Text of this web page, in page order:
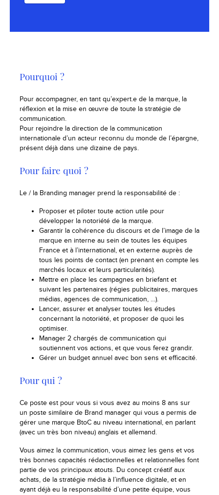
Pourquoi ?
Pour accompagner, en tant qu’expert.e de la marque, la
réflexion et la mise en œuvre de toute la stratégie de
communication.
Pour rejoindre la direction de la communication
internationale d’un acteur reconnu du monde de l’épargne,
présent déjà dans une dizaine de pays.
Pour faire quoi ?
Le / la Branding manager prend la responsabilité de :
Proposer et piloter toute action utile pour
développer la notoriété de la marque.
Garantir la cohérence du discours et de l’image de la
marque en interne au sein de toutes les équipes
France et à l’international, et en externe auprès de
tous les points de contact (en prenant en compte les
marchés locaux et leurs particularités).
Mettre en place les campagnes en briefant et
suivant les partenaires (régies publicitaires, marques
médias, agences de communication, …).
Lancer, assurer et analyser toutes les études
concernant la notoriété, et proposer de quoi les
optimiser.
Manager 2 chargés de communication qui
soutiennent vos actions, et que vous ferez grandir.
Gérer un budget annuel avec bon sens et efficacité.
Pour qui ?
Ce poste est pour vous si vous avez au moins 8 ans sur
un poste similaire de Brand manager qui vous a permis de
gérer une marque BtoC au niveau international, en parlant
(avec un très bon niveau) anglais et allemand.
Vous aimez la communication, vous aimez les gens et vos
très bonnes capacités rédactionnelles et relationnelles font
partie de vos principaux atouts. Du concept créatif aux
achats, de la stratégie média à l’influence digitale, et en
ayant déjà eu la responsabilité d’une petite équipe, vous